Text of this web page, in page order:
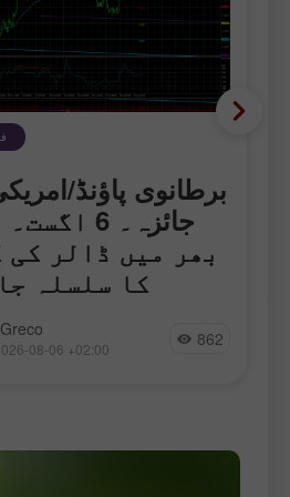
برطانوی پاؤنڈ/
جائزہ۔ 6
بھر میں ڈالر کی
کا سلسلہ
بدھ کے روز برطانوی پاؤنڈ/
کرنسی جوڑے نے بھی اپنی
08-06 +02:00 862